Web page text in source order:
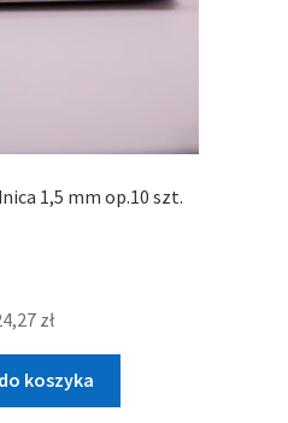
1,5 mm op.10 szt.
zł
koszyka